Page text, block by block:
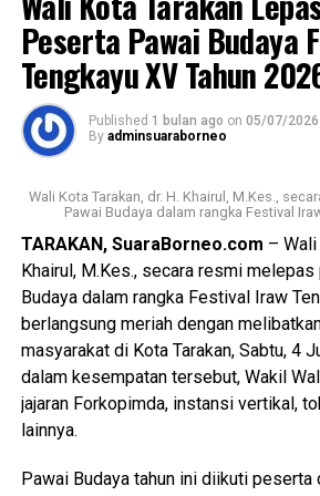
melestarikan budaya lokal dan
Mengakhiri sambutannya, Wali Kota
senantiasa diberikan keberkahan,
kesejahteraan bagi seluruh
Pariwisata Republik Indonesia,
kabupaten lainnya, unsur Forkopimda,
masyarakat, serta tamu undangan
Views: 75
Bagikan ke
WhatsApp
Messenger 0 Twitter/X
Peserta Pawai Budaya
Tengkayu XV Tahun
Published 1 bulan ago on 05/07/2026
By adminsuaraborneo
Wali Kota Tarakan, dr. H. Khairul, M.Kes.,
Pawai Budaya dalam rangka Festival
TARAKAN, SuaraBorneo.com – Wali
Khairul, M.Kes., secara resmi
Budaya dalam rangka Festival Iraw
berlangsung meriah dengan
masyarakat di Kota Tarakan, Sabtu, 4
dalam kesempatan tersebut, Wakil
jajaran Forkopimda, instansi vertikal,
lainnya.
Pawai Budaya tahun ini diikuti peserta